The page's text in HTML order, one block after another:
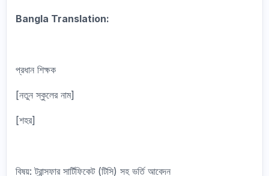
Bangla Translation:
প্রধান শিক্ষক
[নতুন স্কুলের নাম]
[শহর]
বিষয়: ট্রান্সফার সার্টিফিকেট (টিসি) সহ ভর্তি আবেদন